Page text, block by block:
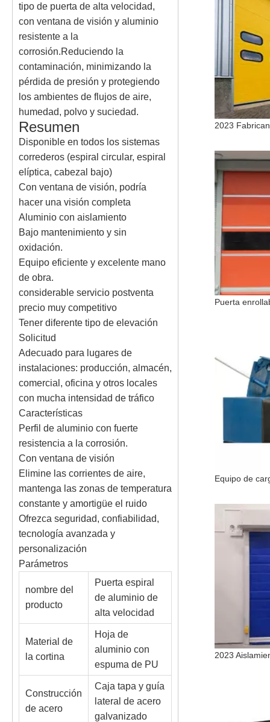
tipo de puerta de alta velocidad,
con ventana de visión y aluminio
resistente a la
corrosión.Reduciendo la
contaminación, minimizando la
pérdida de presión y protegiendo
los ambientes de flujos de aire,
humedad, polvo y suciedad.
Resumen
Disponible en todos los sistemas
correderos (espiral circular, espiral
elíptica, cabezal bajo)
Con ventana de visión, podría
hacer una visión completa
Aluminio con aislamiento
Bajo mantenimiento y sin
oxidación.
Equipo eficiente y excelente mano
de obra.
considerable servicio postventa
precio muy competitivo
Tener diferente tipo de elevación
Solicitud
Adecuado para lugares de
instalaciones: producción, almacén,
comercial, oficina y otros locales
con mucha intensidad de tráfico
Características
Perfil de aluminio con fuerte
resistencia a la corrosión.
Con ventana de visión
Elimine las corrientes de aire,
mantenga las zonas de temperatura
constante y amortigüe el ruido
Ofrezca seguridad, confiabilidad,
tecnología avanzada y
personalización
Parámetros
nombre del
producto
Puerta espiral
de aluminio de
alta velocidad
Material de
la cortina
Hoja de
aluminio con
espuma de PU
Construcción
de acero
Caja tapa y guía
lateral de acero
galvanizado